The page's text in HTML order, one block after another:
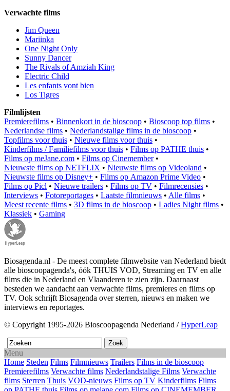
Verwachte films
Jim Queen
Mariinka
One Night Only
Sunny Dancer
The Rivals of Amziah King
Electric Child
Les enfants vont bien
Los Tigres
Filmlijsten
Premierefilms • Binnenkort in de bioscoop • Bioscoop top films •
Nederlandse films • Nederlandstalige films in de bioscoop •
Topfilms voor thuis • Nieuwe films voor thuis •
Kinderfilms / Familiefilms voor thuis • Films op PATHE thuis •
Films op meJane.com • Films op Cinemember•
Nieuwste films op NETFLIX • Nieuwste films op Videoland •
Nieuwste films op Disney+ • Films op Amazon Prime Video •
Films op Picl • Nieuwe trailers • Films op TV • Filmrecensies •
Interviews • Fotoreportages • Laatste filmnieuws • Alle films •
Meest recente films • 3D films in de bioscoop • Ladies Night films •
Klassiek • Gaming
Biosagenda.nl - De meest complete filmwebsite van Nederland biedt
alle bioscoopagenda's, óók THUIS VOD, Streaming en TV en alle
films die in Nederland en Vlaanderen te zien zijn. Daarnaast
besteden we aandacht aan verwachte films, premieres en films op
TV. Ook schrijft Biosagenda over sterren, nieuws en maken we
interviews en reportages.
© Copyright 1995-2026 Bioscoopagenda Nederland /HyperLeap
Menu
Home Steden Films Filmnieuws Trailers Films in de bioscoop
Premierefilms Verwachte films Nederlandstalige Films Verwachte
films Sterren Thuis VOD-nieuws Films op TV Kinderfilms Films